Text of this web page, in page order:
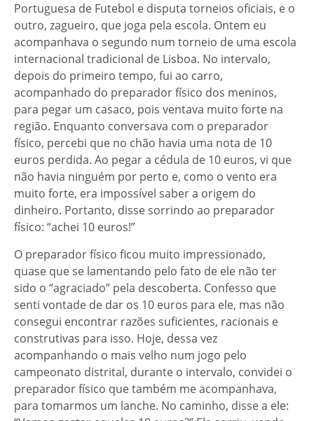
Portuguesa de Futebol e disputa torneios oficiais, e o
outro, zagueiro, que joga pela escola. Ontem eu
acompanhava o segundo num torneio de uma escola
internacional tradicional de Lisboa. No intervalo,
depois do primeiro tempo, fui ao carro,
acompanhado do preparador físico dos meninos,
para pegar um casaco, pois ventava muito forte na
região. Enquanto conversava com o preparador
físico, percebi que no chão havia uma nota de 10
euros perdida. Ao pegar a cédula de 10 euros, vi que
não havia ninguém por perto e, como o vento era
muito forte, era impossível saber a origem do
dinheiro. Portanto, disse sorrindo ao preparador
físico: “achei 10 euros!”
O preparador físico ficou muito impressionado,
quase que se lamentando pelo fato de ele não ter
sido o “agraciado” pela descoberta. Confesso que
senti vontade de dar os 10 euros para ele, mas não
consegui encontrar razões suficientes, racionais e
construtivas para isso. Hoje, dessa vez
acompanhando o mais velho num jogo pelo
campeonato distrital, durante o intervalo, convidei o
preparador físico que também me acompanhava,
para tomarmos um lanche. No caminho, disse a ele: